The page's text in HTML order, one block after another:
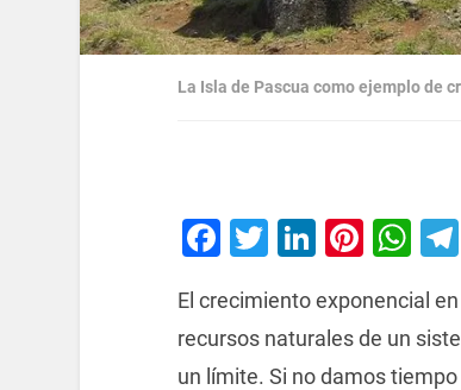
La Isla de Pascua como ejemplo de
Facebook
Twitter
LinkedIn
El crecimiento exponencial
recursos naturales de un
un límite. Si no damos